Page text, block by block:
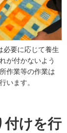
必要に応じて養生
が付かないよう
作業等の作業は
います。
付けを行